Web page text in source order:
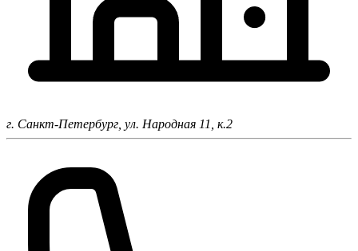
г. Санкт-Петербург, ул. Народная 11, к.2